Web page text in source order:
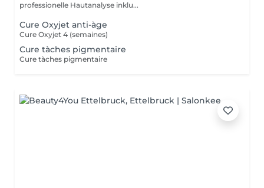
professionelle Hautanalyse inklu...
Cure Oxyjet anti-àge
Cure Oxyjet 4 (semaines)
Cure tàches pigmentaire
Cure tàches pigmentaire